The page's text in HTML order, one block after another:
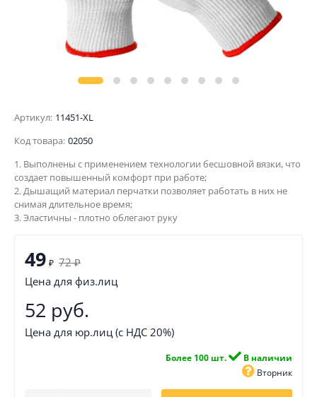
Артикул: 11451-XL
Код товара: 02050
1. Выполнены с применением технологии бесшовной вязки, что
создает повышенный комфорт при работе;
2. Дышащий материал перчатки позволяет работать в них не
снимая длительное время;
3. Эластичны - плотно облегают руку
49 ₽ 72 ₽
Цена для физ.лиц
52 руб.
Цена для юр.лиц (с НДС 20%)
Более 100 шт.
В наличии
Вторник